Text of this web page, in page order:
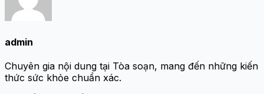
admin
Chuyên gia nội dung tại Tòa soạn, mang đến những kiến
thức sức khỏe chuẩn xác.